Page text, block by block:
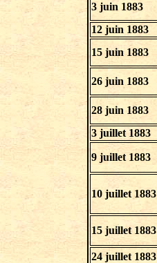
3 juin 1883
12 juin 1883
15 juin 1883
26 juin 1883
28 juin 1883
3 juillet 1883
9 juillet 1883
10 juillet 1883
15 juillet 1883
24 juillet 1883